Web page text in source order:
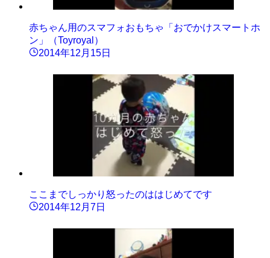
赤ちゃん用のスマフォおもちゃ「おでかけスマートホ
ン」（Toyroyal）
2014年12月15日
ここまでしっかり怒ったのははじめてです
2014年12月7日